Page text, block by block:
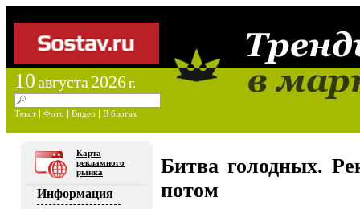
10августа 2026г.
Текст | Фото | Видео | В блогах
Карта
рекламного
рынка
Информация
Битва голодных.
потом